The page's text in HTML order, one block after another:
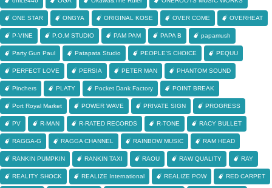
ONE STAR ONGYA ORIGINAL KOSE OVER COME OVERHEAT
P-VINE P.O.M STUDIO PAM PAM PAPA B papamush
Party Gun Paul Patapata Studio PEOPLE'S CHOICE PEQUU
PERFECT LOVE PERSIA PETER MAN PHANTOM SOUND
Pinchers PLATY Pocket Dank Factory POINT BREAK
Port Royal Market POWER WAVE PRIVATE SIGN PROGRESS
PV R-MAN R-RATED RECORDS R-TONE RACY BULLET
RAGGA-G RAGGA CHANNEL RAINBOW MUSIC RAM HEAD
RANKIN PUMPKIN RANKIN TAXI RAOU RAW QUALITY RAY
REALITY SHOCK REALIZE International REALIZE POW RED CARPET